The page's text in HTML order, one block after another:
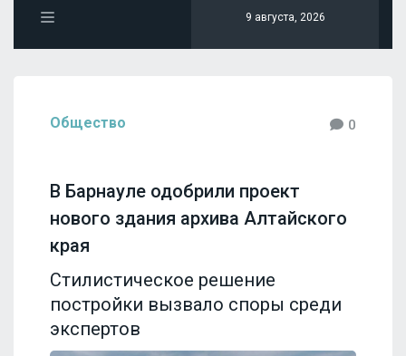
9 августа, 2026
Общество 0
В Барнауле одобрили проект
нового здания архива Алтайского
края
Стилистическое решение
постройки вызвало споры среди
экспертов